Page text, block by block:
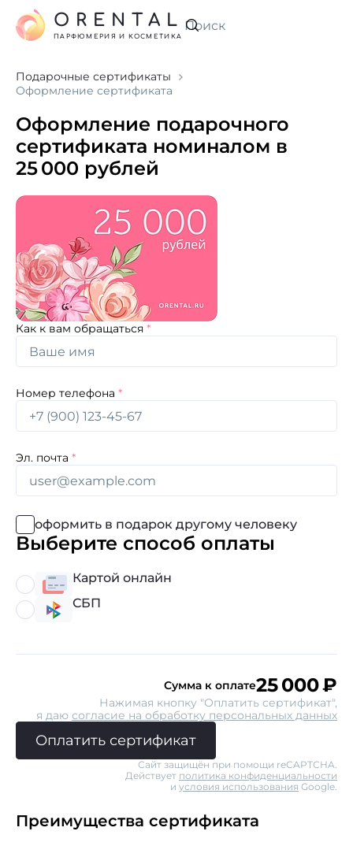
Искать
ORENTAL
ПАРФЮМЕРИЯ И КОСМЕТИКА
Подарочные сертификаты
Оформление сертификата
Оформление подарочного
сертификата номиналом в
25 000 рублей
Как к вам обращаться
Номер телефона
Эл. почта
оформить в подарок другому человеку
Выберите способ оплаты
Картой онлайн
СБП
Сумма к оплате25 000₽
Нажимая кнопку "Оплатить сертификат",
я даю согласие на обработку персональных данных
Оплатить сертификат
Сайт защищён при помощи reCAPTCHA.
Действует политика конфиденциальности
и условия использования Google.
Преимущества сертификата